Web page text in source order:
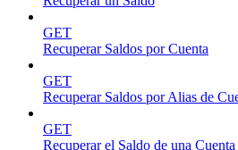
GET
Recuperar Saldos por Cuenta
GET
Recuperar Saldos por Alias de
GET
Recuperar el Saldo de una